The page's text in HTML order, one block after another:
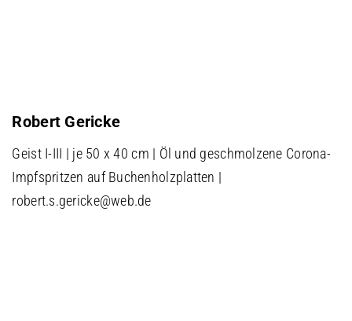
Robert Gericke
Geist I-III | je 50 x 40 cm | Öl und geschmolzene Corona-
Impfspritzen auf Buchenholzplatten |
robert.s.gericke@web.de